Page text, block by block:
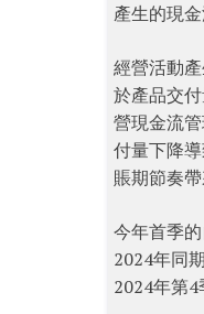
產生的現金
經營活動
於產品交
營現金流
付量下降
賬期節奏
今年首季
2024年同
2024年第4